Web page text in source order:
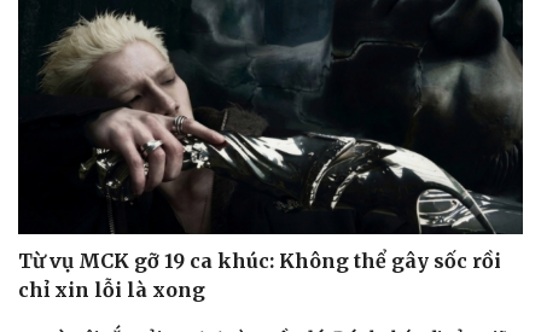
Từ vụ MCK gỡ 19 ca khúc: Không thể gây sốc rồi
chỉ xin lỗi là xong